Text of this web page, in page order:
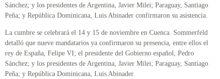
Sánchez; y los presidentes de Argentina, Javier Milei; Paraguay, Santiago
Peña; y República Dominicana, Luis Abinader confirmaron su asistencia.
La cumbre se celebrará el 14 y 15 de noviembre en Cuenca. Sommerfeld
detalló que nueve mandatarios ya confirmaron su presencia, entre ellos el
rey de España, Felipe VI; el presidente del Gobierno español, Pedro
Sánchez; y los presidentes de Argentina, Javier Milei; Paraguay, Santiago
Peña; y República Dominicana, Luis Abinader.